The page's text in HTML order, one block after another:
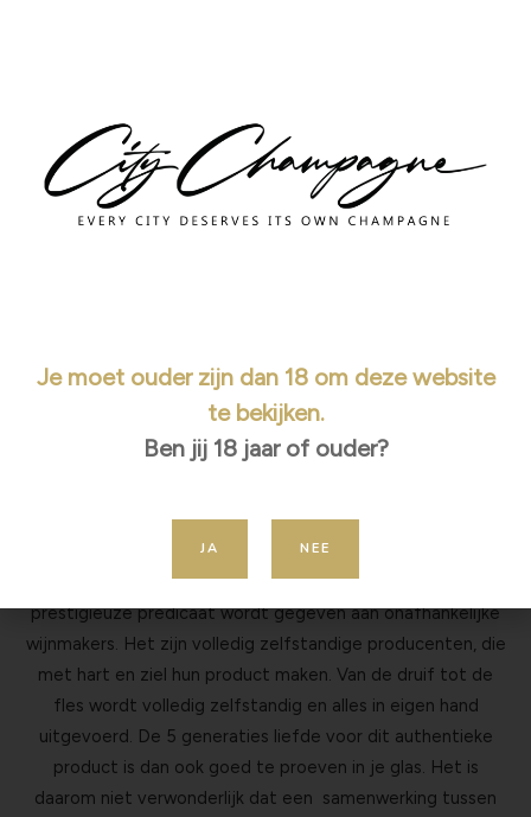
Champagne voor al onze flessen. Het is een Premier Cru
Champagne uit de heuvels van de Champagne streek. Dit
huis behoort tot de “Vignerons Indépendants”. Dit
prestigieuze predicaat wordt gegeven aan onafhankelijke
wijnmakers. Het zijn volledig zelfstandige producenten, die
met hart en ziel hun product maken. Van de druif tot de
fles wordt volledig zelfstandig en alles in eigen hand
uitgevoerd. De 5 generaties liefde voor dit authentieke
product is dan ook goed te proeven in je glas. Het is
daarom niet verwonderlijk dat een samenwerking tussen
Je moet ouder zijn dan 18 om deze website
te bekijken.
Ben jij 18 jaar of ouder?
JA NEE